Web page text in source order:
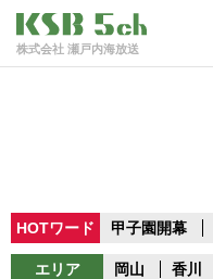
株式会社 瀬戸内海放送
HOTワード 甲子園開幕
エリア 岡山 香川